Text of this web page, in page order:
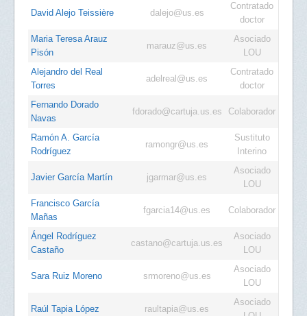
David Alejo Teissière dalejo@us.es
Contratado
doctor
Maria Teresa Arauz
Pisón
marauz@us.es
Asociado
LOU
Alejandro del Real
Torres
adelreal@us.es
Contratado
doctor
Fernando Dorado
Navas
fdorado@cartuja.us.es Colaborador
Ramón A. García
Rodríguez
ramongr@us.es
Sustituto
Interino
Javier García Martín jgarmar@us.es
Asociado
LOU
Francisco García
Mañas
fgarcia14@us.es Colaborador
Ángel Rodríguez
Castaño
castano@cartuja.us.es
Asociado
LOU
Sara Ruiz Moreno srmoreno@us.es
Asociado
LOU
Raúl Tapia López raultapia@us.es
Asociado